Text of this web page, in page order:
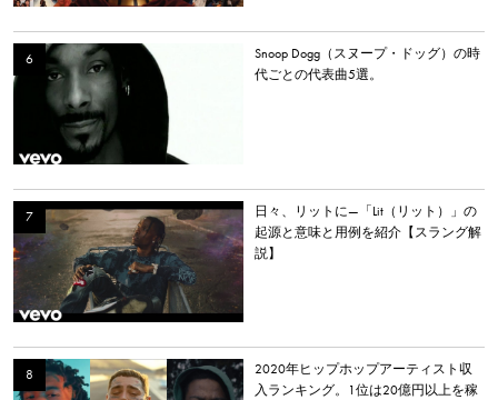
Snoop Dogg（スヌープ・ドッグ）の時
代ごとの代表曲5選。
日々、リットに—「Lit（リット）」の
起源と意味と用例を紹介【スラング解
説】
2020年ヒップホップアーティスト収
入ランキング。1位は20億円以上を稼